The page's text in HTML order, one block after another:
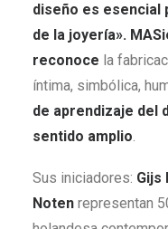
diseño es esencial
de la joyería».
reconoce la
íntima, simbólica,
de aprendizaje del
sentido amplio.
Sus iniciadores: Gijs
Noten representan